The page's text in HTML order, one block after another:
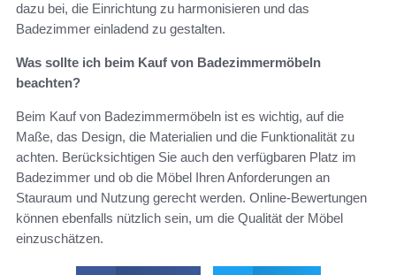
dazu bei, die Einrichtung zu harmonisieren und das
Badezimmer einladend zu gestalten.
Was sollte ich beim Kauf von Badezimmermöbeln
beachten?
Beim Kauf von Badezimmermöbeln ist es wichtig, auf die
Maße, das Design, die Materialien und die Funktionalität zu
achten. Berücksichtigen Sie auch den verfügbaren Platz im
Badezimmer und ob die Möbel Ihren Anforderungen an
Stauraum und Nutzung gerecht werden. Online-Bewertungen
können ebenfalls nützlich sein, um die Qualität der Möbel
einzuschätzen.